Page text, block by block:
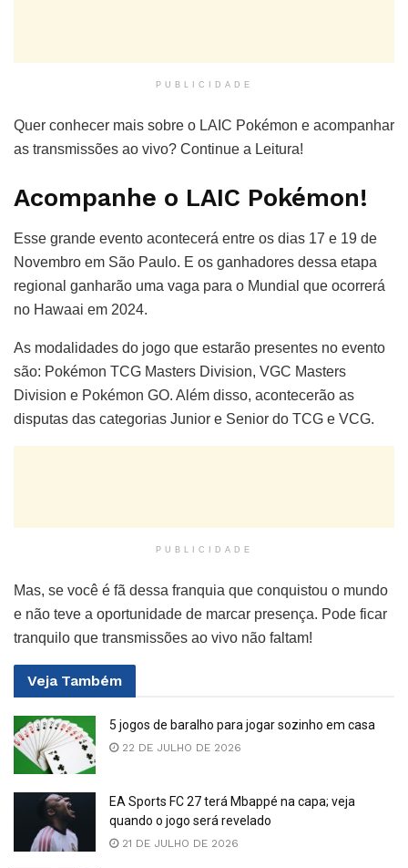
PUBLICIDADE
Quer conhecer mais sobre o LAIC Pokémon e acompanhar
as transmissões ao vivo? Continue a Leitura!
Acompanhe o LAIC Pokémon!
Esse grande evento acontecerá entre os dias 17 e 19 de
Novembro em São Paulo. E os ganhadores dessa etapa
regional ganharão uma vaga para o Mundial que ocorrerá
no Hawaai em 2024.
As modalidades do jogo que estarão presentes no evento
são: Pokémon TCG Masters Division, VGC Masters
Division e Pokémon GO. Além disso, acontecerão as
disputas das categorias Junior e Senior do TCG e VCG.
PUBLICIDADE
Mas, se você é fã dessa franquia que conquistou o mundo
e não teve a oportunidade de marcar presença. Pode ficar
tranquilo que transmissões ao vivo não faltam!
Veja Também
5 jogos de baralho para jogar sozinho em casa
22 DE JULHO DE 2026
EA Sports FC 27 terá Mbappé na capa; veja
quando o jogo será revelado
21 DE JULHO DE 2026